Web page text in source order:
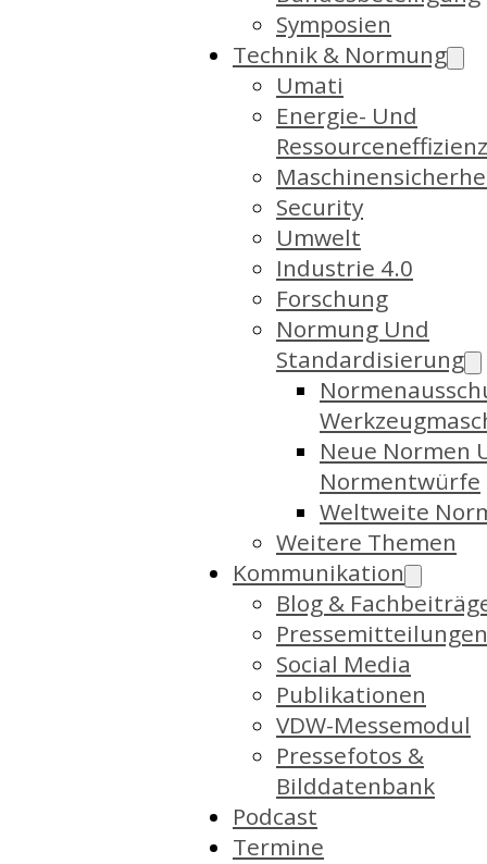
Symposien
Technik & Normung
Umati
Energie- Und
Ressourceneffizienz
Security
Umwelt
Industrie 4.0
Forschung
Normung Und
Standardisierung
Neue Normen
Normentwürfe
Weltweite
Weitere Themen
Kommunikation
Blog &
Pressemitteilungen
Social Media
Publikationen
VDW-Messemodul
Pressefotos &
Bilddatenbank
Podcast
Termine